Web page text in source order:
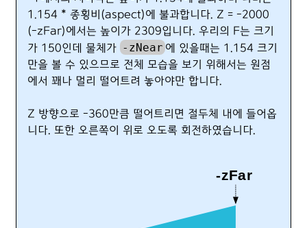
1.154 * 종횡비(aspect)에 불과합니다. Z = -2000
(-zFar)에서는 높이가 2309입니다. 우리의 F는 크기
가 150인데 물체가 -zNear 에 있을때는 1.154 크기
만을 볼 수 있으므로 전체 모습을 보기 위해서는 원점
에서 꽤나 멀리 떨어트려 놓아야만 합니다.
Z 방향으로 -360만큼 떨어트리면 절두체 내에 들어옵
니다. 또한 오른쪽이 위로 오도록 회전하였습니다.